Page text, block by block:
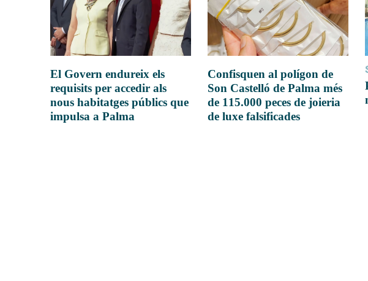
El Govern endureix els
requisits per accedir als
nous habitatges públics que
impulsa a Palma
Confisquen al polígon de
Son Castelló de Palma més
de 115.000 peces de joieria
de luxe falsificades